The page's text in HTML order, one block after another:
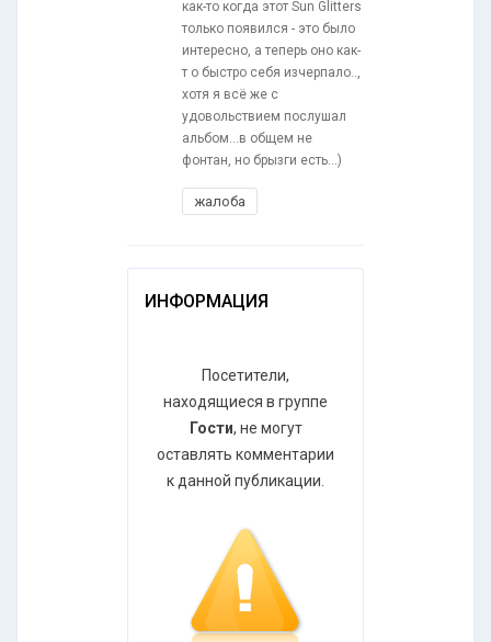
как-то когда этот Sun Glitters
только появился - это было
интересно, а теперь оно как-
т о быстро себя изчерпало..,
хотя я всё же с
удовольствием послушал
альбом...в общем не
фонтан, но брызги есть...)
жалоба
ИНФОРМАЦИЯ
Посетители,
находящиеся в группе
Гости, не могут
оставлять комментарии
к данной публикации.